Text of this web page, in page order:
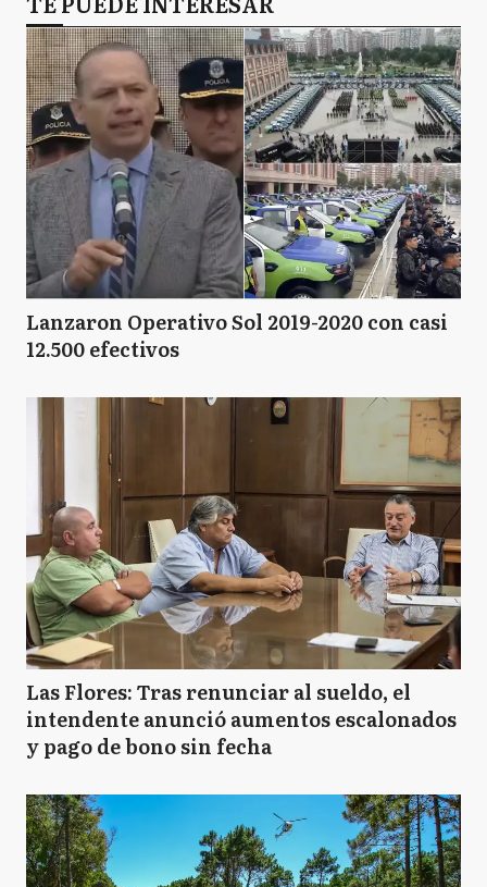
Lanzaron Operativo Sol 2019-2020 con casi
12.500 efectivos
Las Flores: Tras renunciar al sueldo, el
intendente anunció aumentos escalonados
y pago de bono sin fecha